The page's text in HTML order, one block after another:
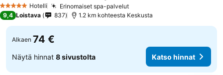
5 Tähtiluokitus
Hotelli Erinomaiset spa-palvelutKatso hinnat
9,4 Loistava 837 1.2 km kohteesta Keskusta
Alkaen 74 €
Näytä hinnat 8 sivustolta Katso hinnat